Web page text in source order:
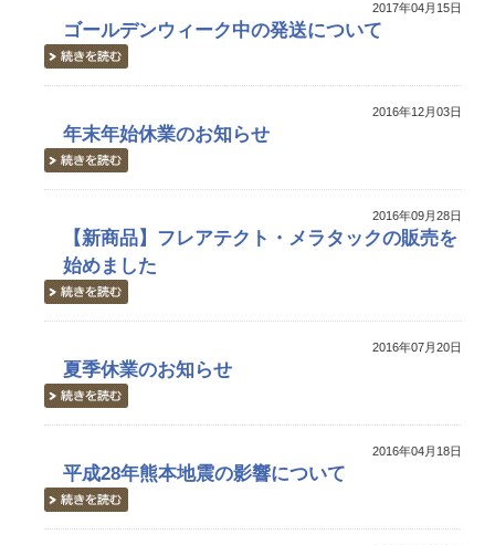
2017年04月15日
ゴールデンウィーク中の発送について
2016年12月03日
年末年始休業のお知らせ
2016年09月28日
【新商品】フレアテクト・メラタックの販売を
始めました
2016年07月20日
夏季休業のお知らせ
2016年04月18日
平成28年熊本地震の影響について